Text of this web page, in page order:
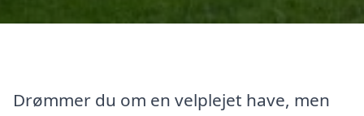
Drømmer du om en velplejet have, men